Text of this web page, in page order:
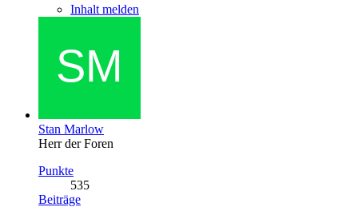
Inhalt melden
Stan Marlow
Herr der Foren
Punkte
535
Beiträge